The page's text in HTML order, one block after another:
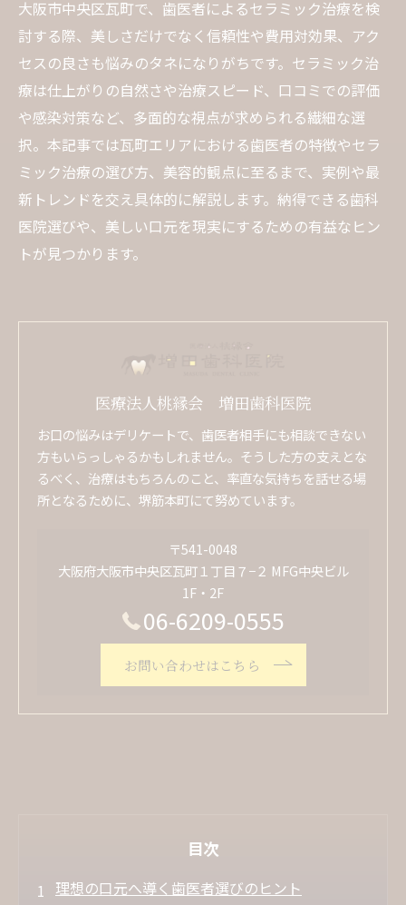
大阪市中央区瓦町で、歯医者によるセラミック治療を検
討する際、美しさだけでなく信頼性や費用対効果、アク
セスの良さも悩みのタネになりがちです。セラミック治
療は仕上がりの自然さや治療スピード、口コミでの評価
や感染対策など、多面的な視点が求められる繊細な選
択。本記事では瓦町エリアにおける歯医者の特徴やセラ
ミック治療の選び方、美容的観点に至るまで、実例や最
新トレンドを交え具体的に解説します。納得できる歯科
医院選びや、美しい口元を現実にするための有益なヒン
トが見つかります。
医療法人桃縁会 増田歯科医院
お口の悩みはデリケートで、歯医者相手にも相談できない
方もいらっしゃるかもしれません。そうした方の支えとな
るべく、治療はもちろんのこと、率直な気持ちを話せる場
所となるために、堺筋本町にて努めています。
〒541-0048
大阪府大阪市中央区瓦町１丁目７−２ MFG中央ビル
1F・2F
06-6209-0555
お問い合わせはこちら
目次
理想の口元へ導く歯医者選びのヒント